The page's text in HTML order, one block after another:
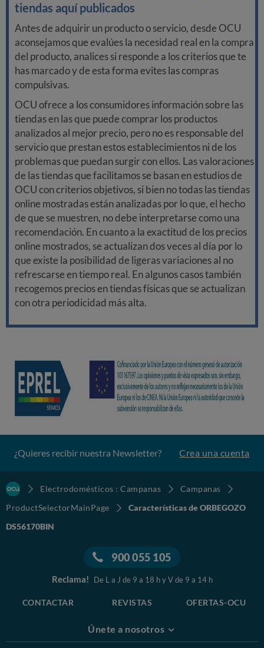
tiendas aquí publicados
Antes de adquirir un producto o servicio, desde OCU
aconsejamos que evalúes la necesidad real en la compra
del producto, analices si responde a los criterios que te
has marcado y de esta forma evites las compras
compulsivas.
OCU ofrece a los consumidores información sobre las
tiendas en las que puede comprar los productos
analizados al mejor precio, pero no es responsable del
servicio que prestan estos establecimientos ni de los
problemas que puedan surgir con ellos. Las valoraciones
de las tiendas que facilitamos se basan en estudios de
OCU con criterios objetivos, si bien no todas las tiendas
online mostradas están analizadas por lo que, el hecho
de que se muestren, no debe interpretarse como una
recomendación. En cuanto a la exactitud de los precios
online mostrados, se actualizan dos veces al día por lo
que existe la posibilidad de ligeras variaciones al no
refrescarse en tiempo real. En algunos casos también
recogemos precios en tiendas físicas que se actualizan
con otra periodicidad más alta.
¿Quieres recibir nuestra Newsletter? Crea una cuenta
Electrodomésticos : Campanas
Campanas
ProductSelectorMainPage
Características de ORBEGOZO
DS56170BIN
900 055 105
Reclama! De L a J de 9 a 18 h y V de 9 a 14 h
CONTACTAR REVISTAS OFERTAS-OCU
Únete a nosotros